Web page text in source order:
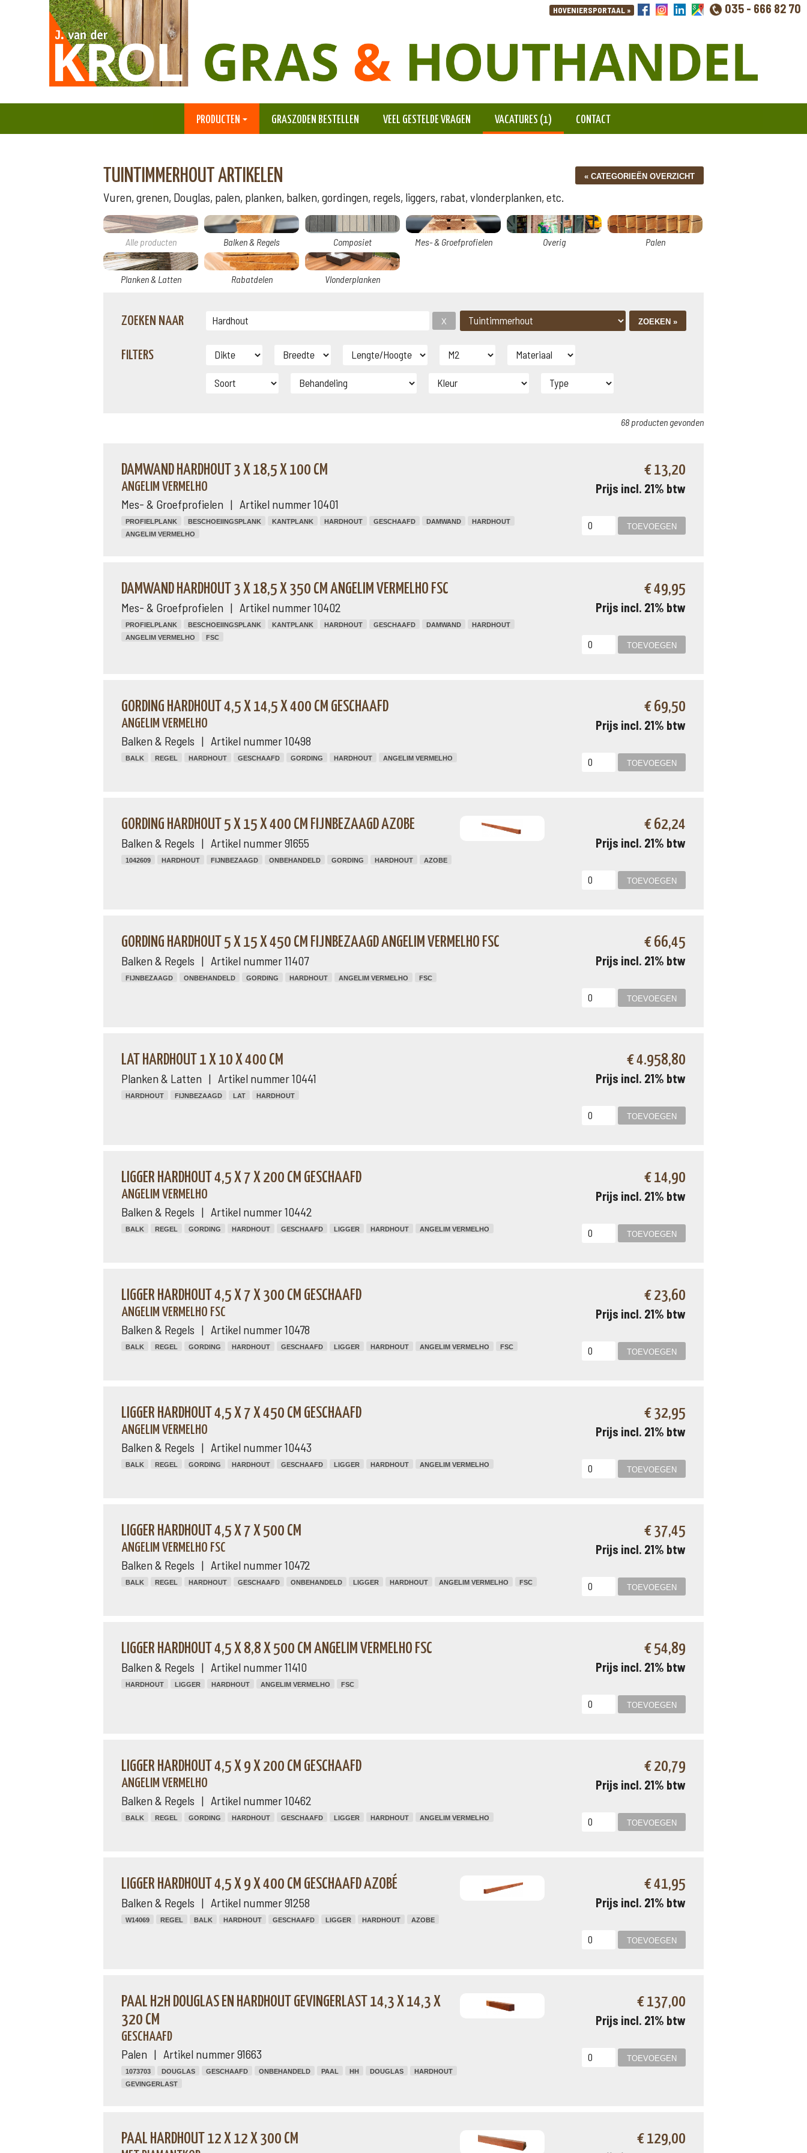
035 - 666 82 70
PRODUCTEN GRASZODEN BESTELLEN VEEL GESTELDE VRAGEN VACATURES (1) CONTACT
TUINTIMMERHOUT ARTIKELEN
Vuren, grenen, Douglas, palen, planken, balken, gordingen, regels, liggers, rabat, vlonderplanken, etc.
Alle producten Balken & Regels Composiet Mes- & Groefprofielen Overig Palen
Planken & Latten Rabatdelen Vlonderplanken
ZOEKEN NAAR
FILTERS
68 producten gevonden
DAMWAND HARDHOUT 3 X 18,5 X 100 CM
ANGELIM VERMELHO
Mes- & Groefprofielen | Artikel nummer 10401
PROFIELPLANK BESCHOEIINGSPLANK KANTPLANK HARDHOUT GESCHAAFD DAMWAND
HARDHOUT
ANGELIM VERMELHO
€ 13,20
Prijs incl. 21% btw
DAMWAND HARDHOUT 3 X 18,5 X 350 CM ANGELIM VERMELHO FSC
Mes- & Groefprofielen | Artikel nummer 10402
PROFIELPLANK BESCHOEIINGSPLANK KANTPLANK HARDHOUT GESCHAAFD DAMWAND
HARDHOUT
ANGELIM VERMELHO
FSC
€ 49,95
Prijs incl. 21% btw
GORDING HARDHOUT 4,5 X 14,5 X 400 CM GESCHAAFD
ANGELIM VERMELHO
Balken & Regels | Artikel nummer 10498
BALK REGEL HARDHOUT GESCHAAFD GORDING HARDHOUT ANGELIM VERMELHO
€ 69,50
Prijs incl. 21% btw
GORDING HARDHOUT 5 X 15 X 400 CM FIJNBEZAAGD AZOBE
Balken & Regels | Artikel nummer 91655
1042609 HARDHOUT FIJNBEZAAGD ONBEHANDELD GORDING HARDHOUT AZOBE
€ 62,24
Prijs incl. 21% btw
GORDING HARDHOUT 5 X 15 X 450 CM FIJNBEZAAGD ANGELIM VERMELHO FSC
Balken & Regels | Artikel nummer 11407
FIJNBEZAAGD ONBEHANDELD GORDING HARDHOUT ANGELIM VERMELHO FSC
€ 66,45
Prijs incl. 21% btw
LAT HARDHOUT 1 X 10 X 400 CM
Planken & Latten | Artikel nummer 10441
HARDHOUT FIJNBEZAAGD LAT HARDHOUT
€ 4.958,80
Prijs incl. 21% btw
LIGGER HARDHOUT 4,5 X 7 X 200 CM GESCHAAFD
ANGELIM VERMELHO
Balken & Regels | Artikel nummer 10442
BALK REGEL GORDING HARDHOUT GESCHAAFD LIGGER HARDHOUT ANGELIM VERMELHO
€ 14,90
Prijs incl. 21% btw
LIGGER HARDHOUT 4,5 X 7 X 300 CM GESCHAAFD
ANGELIM VERMELHO FSC
Balken & Regels | Artikel nummer 10478
BALK REGEL GORDING HARDHOUT GESCHAAFD LIGGER HARDHOUT ANGELIM VERMELHO FSC
€ 23,60
Prijs incl. 21% btw
LIGGER HARDHOUT 4,5 X 7 X 450 CM GESCHAAFD
ANGELIM VERMELHO
Balken & Regels | Artikel nummer 10443
BALK REGEL GORDING HARDHOUT GESCHAAFD LIGGER HARDHOUT ANGELIM VERMELHO
€ 32,95
Prijs incl. 21% btw
LIGGER HARDHOUT 4,5 X 7 X 500 CM
ANGELIM VERMELHO FSC
Balken & Regels | Artikel nummer 10472
BALK REGEL HARDHOUT GESCHAAFD ONBEHANDELD LIGGER HARDHOUT ANGELIM VERMELHO FSC
€ 37,45
Prijs incl. 21% btw
LIGGER HARDHOUT 4,5 X 8,8 X 500 CM ANGELIM VERMELHO FSC
Balken & Regels | Artikel nummer 11410
HARDHOUT LIGGER HARDHOUT ANGELIM VERMELHO FSC
€ 54,89
Prijs incl. 21% btw
LIGGER HARDHOUT 4,5 X 9 X 200 CM GESCHAAFD
ANGELIM VERMELHO
Balken & Regels | Artikel nummer 10462
BALK REGEL GORDING HARDHOUT GESCHAAFD LIGGER HARDHOUT ANGELIM VERMELHO
€ 20,79
Prijs incl. 21% btw
LIGGER HARDHOUT 4,5 X 9 X 400 CM GESCHAAFD AZOBÉ
Balken & Regels | Artikel nummer 91258
W14069 REGEL BALK HARDHOUT GESCHAAFD LIGGER HARDHOUT AZOBE
€ 41,95
Prijs incl. 21% btw
PAAL H2H DOUGLAS EN HARDHOUT GEVINGERLAST 14,3 X 14,3 X
320 CM
GESCHAAFD
Palen | Artikel nummer 91663
1073703 DOUGLAS GESCHAAFD ONBEHANDELD PAAL HH DOUGLAS
HARDHOUT
GEVINGERLAST
€ 137,00
Prijs incl. 21% btw
PAAL HARDHOUT 12 X 12 X 300 CM € 129,00